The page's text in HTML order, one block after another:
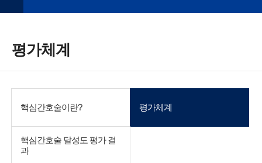
평가체계
핵심간호술이란? 평가체계
핵심간호술 달성도 평가 결
과